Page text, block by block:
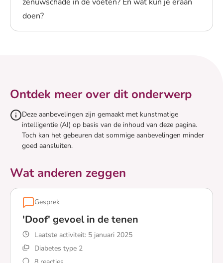
doen?
Lees meer over Beschadigde zenuwen in de voeten
Ontdek meer over dit onderwerp
Deze aanbevelingen zijn gemaakt met kunstmatige
intelligentie (AI) op basis van de inhoud van deze pagina.
Toch kan het gebeuren dat sommige aanbevelingen minder
goed aansluiten.
Wat anderen zeggen
Gesprek
'Doof' gevoel in de tenen
Laatste activiteit: 5 januari 2025
Diabetes type 2